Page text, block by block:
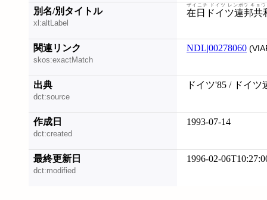
別名/別タイトル
xl:altLabel
在日ドイツ連邦共
ザイニチ ドイツ レンポウ キョ
関連リンク
skos:exactMatch
NDL|00278060
出典
dct:source
ドイツ'85 / ドイ
作成日
dct:created
1993-07-14
最終更新日
dct:modified
1996-02-